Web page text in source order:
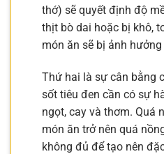
thớ) sẽ quyết định độ
thịt bò dai hoặc bị khô,
món ăn sẽ bị ảnh
Thứ hai là sự cân bằng
sốt tiêu đen cần có sự
ngọt, cay và thơm. Quá
món ăn trở nên quá
không đủ để tạo nên